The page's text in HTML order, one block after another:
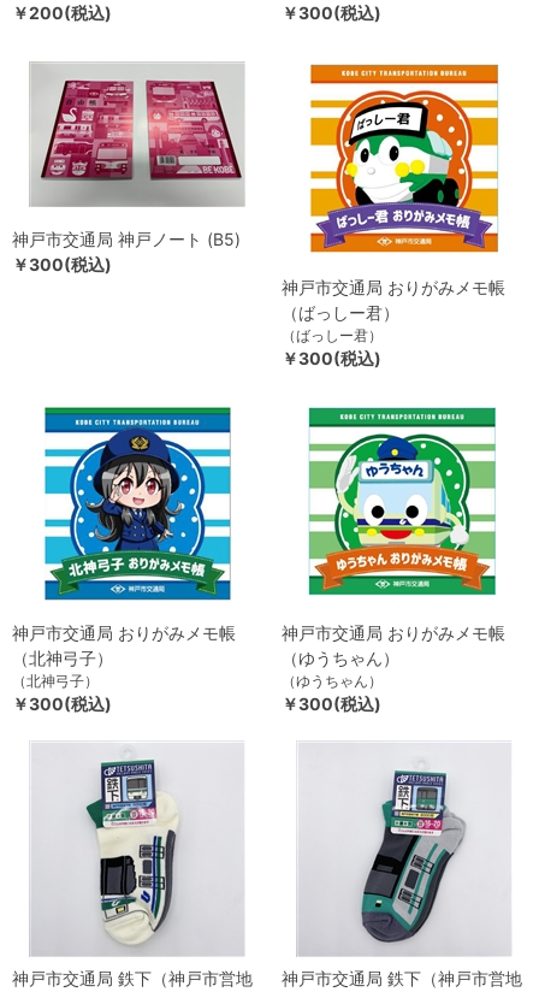
￥200(税込) ￥300(税込)
神戸市交通局 神戸ノート (B5)
￥300(税込)
神戸市交通局 おりがみメモ帳
（ばっしー君）
（ばっしー君）
￥300(税込)
神戸市交通局 おりがみメモ帳
（北神弓子）
（北神弓子）
￥300(税込)
神戸市交通局 おりがみメモ帳
（ゆうちゃん）
（ゆうちゃん）
￥300(税込)
神戸市交通局 鉄下（神戸市営地
神戸市交通局 鉄下（神戸市営地